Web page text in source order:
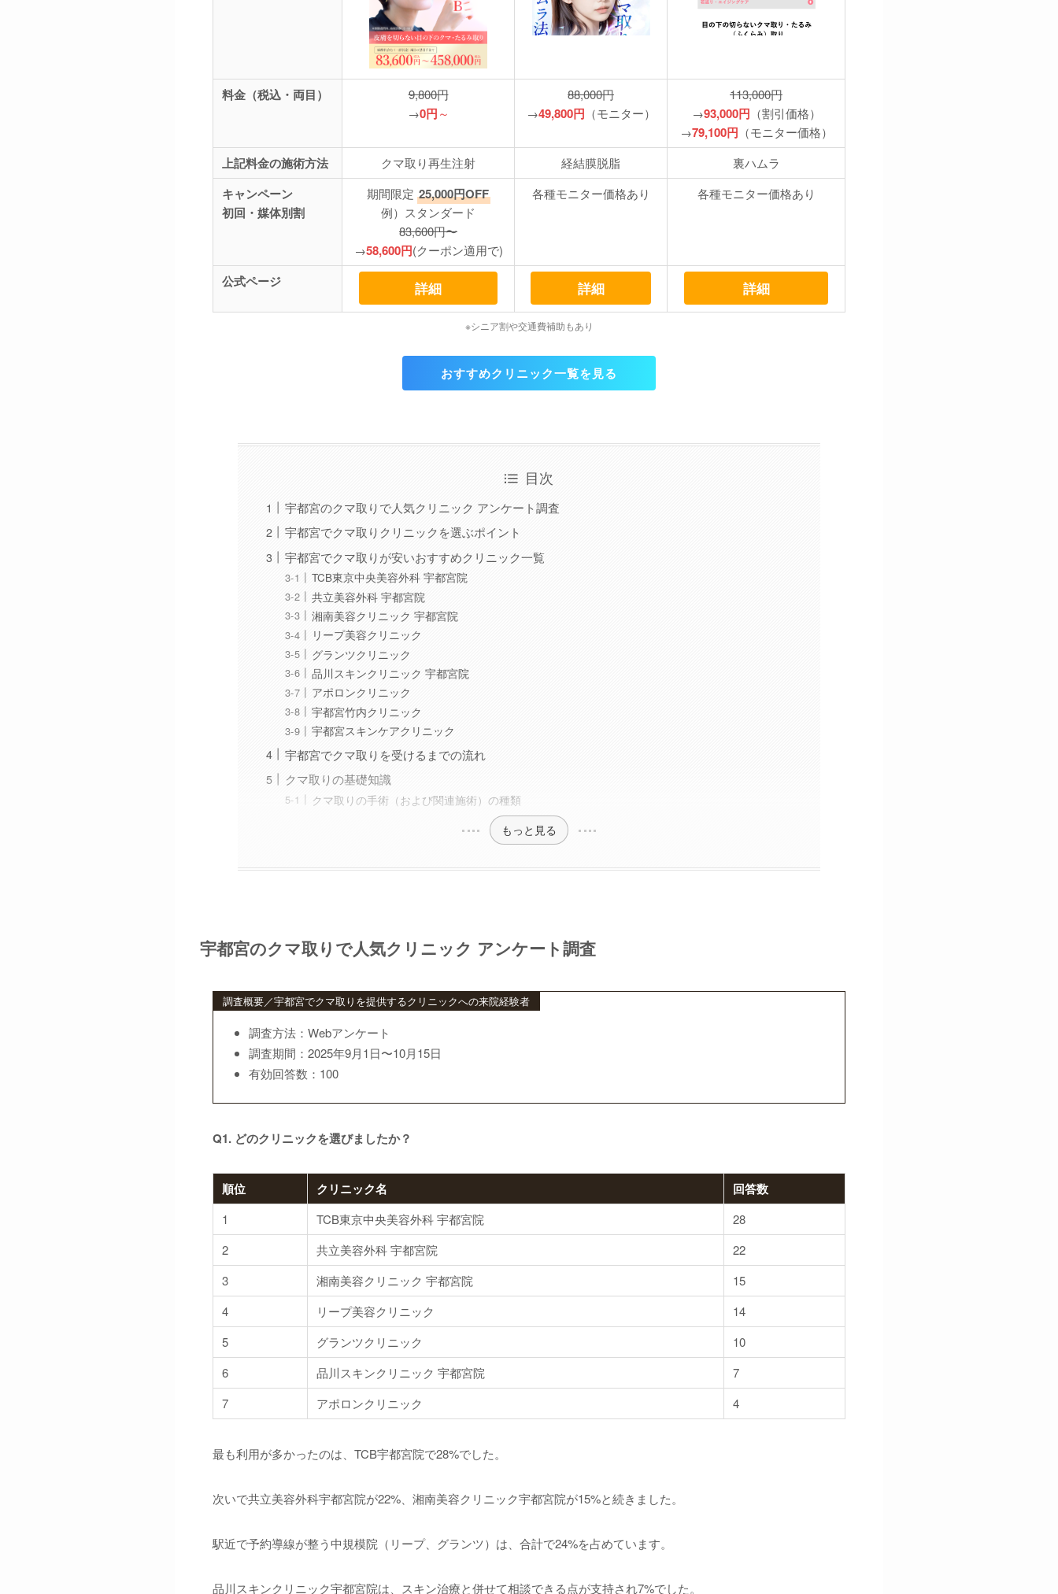
料金（税込・両目）
9,800円
→0円～
88,000円
→49,800円 （モニター）
113,000円
→93,000円 （割引価格）
→79,100円 （モニター価格）
上記料金の施術方法 クマ取り再生注射 経結膜脱脂 裏ハムラ
キャンペーン
初回・媒体別割
期間限定 25,000円OFF
例）スタンダード
83,600円〜
→58,600円(クーポン適用で)
各種モニター価格あり 各種モニター価格あり
公式ページ 詳細 詳細 詳細
※シニア割や交通費補助もあり
おすすめクリニック一覧を見る
目次
宇都宮のクマ取りで人気クリニック アンケート調査
宇都宮でクマ取りクリニックを選ぶポイント
宇都宮でクマ取りが安いおすすめクリニック一覧
TCB東京中央美容外科 宇都宮院
共立美容外科 宇都宮院
湘南美容クリニック 宇都宮院
リープ美容クリニック
グランツクリニック
品川スキンクリニック 宇都宮院
アポロンクリニック
宇都宮竹内クリニック
宇都宮スキンケアクリニック
宇都宮でクマ取りを受けるまでの流れ
クマ取りの基礎知識
クマ取りの手術（および関連施術）の種類
もっと見る
宇都宮のクマ取りで人気クリニック アンケート調査
調査概要／宇都宮でクマ取りを提供するクリニックへの来院経験者
調査方法：Webアンケート
調査期間：2025年9月1日〜10月15日
有効回答数：100
Q1. どのクリニックを選びましたか？
順位 クリニック名 回答数
1 TCB東京中央美容外科 宇都宮院
28
2
共立美容外科 宇都宮院
22
3
湘南美容クリニック 宇都宮院
15
4
リープ美容クリニック
14
5
グランツクリニック
10
6
品川スキンクリニック 宇都宮院
7
7
アポロンクリニック 4
最も利用が多かったのは、TCB宇都宮院で28%でした。
次いで共立美容外科宇都宮院が22%、湘南美容クリニック宇都宮院が15%と続きました。
駅近で予約導線が整う中規模院（リープ、グランツ）は、合計で24%を占めています。
品川スキンクリニック宇都宮院は、スキン治療と併せて相談できる点が支持され7%でした。